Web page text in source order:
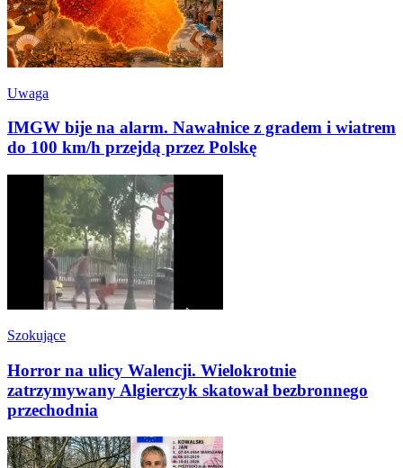
Uwaga
IMGW bije na alarm. Nawałnice z gradem i wiatrem
do 100 km/h przejdą przez Polskę
Szokujące
Horror na ulicy Walencji. Wielokrotnie
zatrzymywany Algierczyk skatował bezbronnego
przechodnia